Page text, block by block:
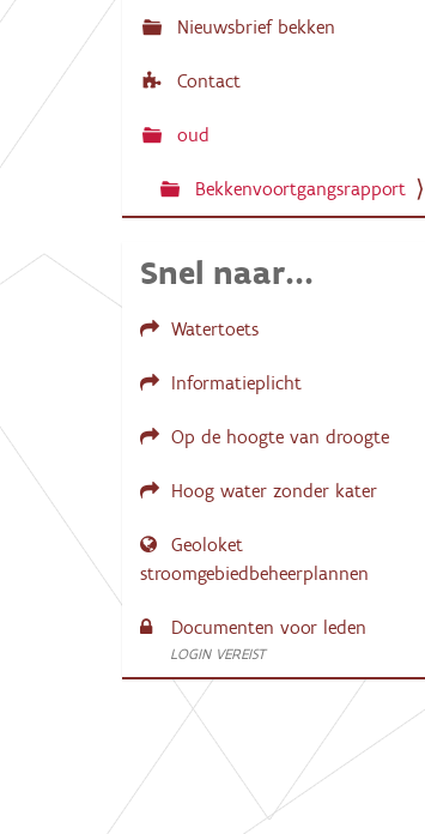
Nieuwsbrief bekken
Contact
oud
Bekkenvoortgangsrapport
Snel naar...
Watertoets
Informatieplicht
Op de hoogte van droogte
Hoog water zonder kater
Geoloket
stroomgebiedbeheerplannen
Documenten voor leden
LOGIN VEREIST